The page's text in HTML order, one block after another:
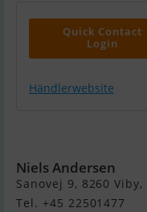
Quick Contact
Login
Händlerwebsite
Niels Andersen
Sanovej 9, 8260
Tel. +45 22501477